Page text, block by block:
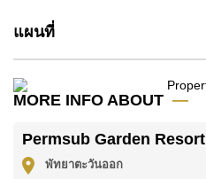
แผนที่
MORE INFO ABOUT
Permsub Garden Resort
พัทยาตะวันออก